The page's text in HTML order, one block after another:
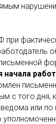
при
начала
с того дня,
или